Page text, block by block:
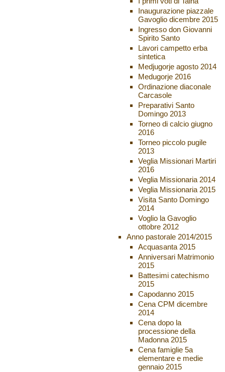
Inaugurazione piazzale
Gavoglio dicembre 2015
Ingresso don Giovanni
Spirito Santo
Lavori campetto erba
sintetica
Medjugorje agosto 2014
Medugorje 2016
Ordinazione diaconale
Carcasole
Preparativi Santo
Domingo 2013
Torneo di calcio giugno
2016
Torneo piccolo pugile
2013
Veglia Missionari Martiri
2016
Veglia Missionaria 2014
Veglia Missionaria 2015
Visita Santo Domingo
2014
Voglio la Gavoglio
ottobre 2012
Anno pastorale 2014/2015
Acquasanta 2015
Anniversari Matrimonio
2015
Battesimi catechismo
2015
Capodanno 2015
Cena CPM dicembre
2014
Cena dopo la
processione della
Madonna 2015
Cena famiglie 5a
elementare e medie
gennaio 2015